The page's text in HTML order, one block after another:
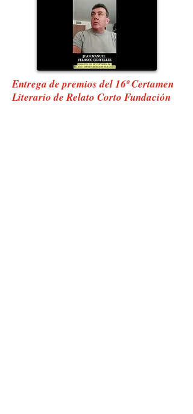
Entrega de premios del 16º Certamen
Literario de Relato Corto Fundación